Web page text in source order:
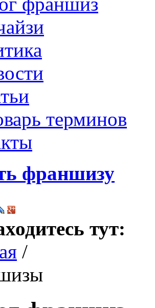
терминов
франшизу
тут:
/